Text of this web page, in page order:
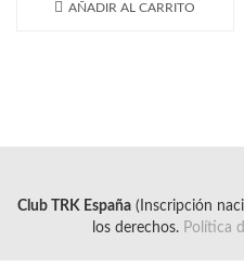
AÑADIR AL CARRITO
Club TRK España(Inscripción
los derechos. Política